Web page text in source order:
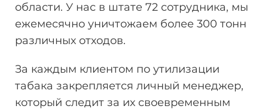
области. У нас в штате 72 сотрудника, мы
ежемесячно уничтожаем более 300 тонн
различных отходов.
За каждым клиентом по утилизации
табака закрепляется личный менеджер,
который следит за их своевременным